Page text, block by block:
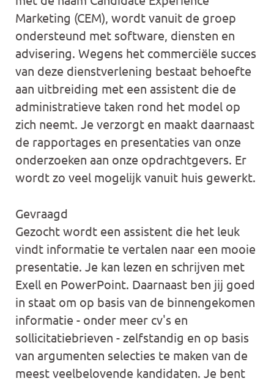
Marketing (CEM), wordt vanuit de groep
ondersteund met software, diensten en
advisering. Wegens het commerciële succes
van deze dienstverlening bestaat behoefte
aan uitbreiding met een assistent die de
administratieve taken rond het model op
zich neemt. Je verzorgt en maakt daarnaast
de rapportages en presentaties van onze
onderzoeken aan onze opdrachtgevers. Er
wordt zo veel mogelijk vanuit huis gewerkt.
Gevraagd
Gezocht wordt een assistent die het leuk
vindt informatie te vertalen naar een mooie
presentatie. Je kan lezen en schrijven met
Exell en PowerPoint. Daarnaast ben jij goed
in staat om op basis van de binnengekomen
informatie - onder meer cv's en
sollicitatiebrieven - zelfstandig en op basis
van argumenten selecties te maken van de
meest veelbelovende kandidaten. Je bent